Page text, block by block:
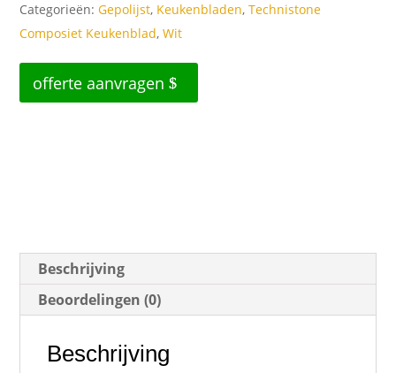
Categorieën: Gepolijst, Keukenbladen,Technistone
Composiet Keukenblad,Wit
offerte aanvragen
Beschrijving
Beoordelingen (0)
Beschrijving